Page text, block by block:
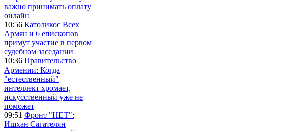
важно принимать оплату
онлайн
10:56 Католикос Всех
Армян и 6 епископов
примут участие в первом
судебном заседании
10:36 Правительство
Армении: Когда
"естественный"
интеллект хромает,
искусственный уже не
поможет
09:51 Фронт "НЕТ":
Ишхан Сагателян